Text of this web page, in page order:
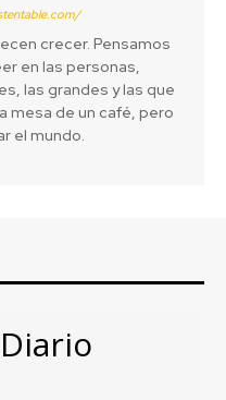
crecer. Pensamos
en las personas,
las grandes y las que
mesa de un café, pero
el mundo.